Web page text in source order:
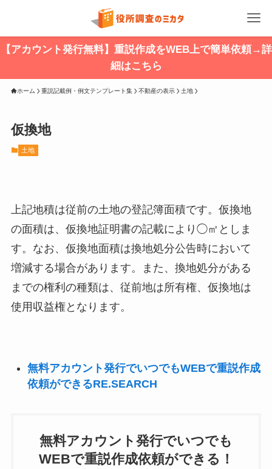
【アカウント発行無料】重説作成をWEB上で簡単依頼→詳
細はこちら
ホーム 重説記載例・例文テンプレート集 不動産の表示 土地
仮換地
土地
上記地積は従前の土地の登記簿面積です。仮換地
の面積は、仮換地証明書の記載により◯㎡としま
す。なお、仮換地面積は換地処分公告時において
増減する場合があります。また、換地処分がある
までの権利の種類は、従前地は所有権、仮換地は
使用収益権となります。
無料アカウント発行でいつでもWEBで重説作成
依頼ができるRE.SEARCH
無料アカウント発行でいつでも
WEBで重説作成依頼ができる！